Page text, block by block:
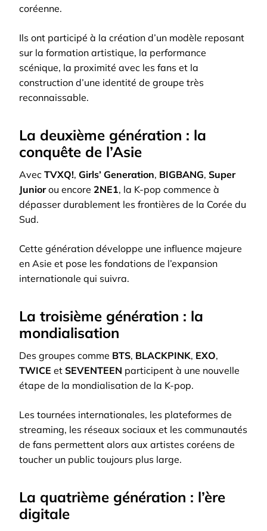
coréenne.
Ils ont participé à la création d’un modèle reposant
sur la formation artistique, la performance
scénique, la proximité avec les fans et la
construction d’une identité de groupe très
reconnaissable.
La deuxième génération : la
conquête de l’Asie
Avec TVXQ!, Girls’ Generation, BIGBANG, Super
Juniorou encore 2NE1, la K-pop commence à
dépasser durablement les frontières de la Corée du
Sud.
Cette génération développe une influence majeure
en Asie et pose les fondations de l’expansion
internationale qui suivra.
La troisième génération : la
mondialisation
Des groupes comme BTS, BLACKPINK, EXO,
TWICE et SEVENTEEN participent à une nouvelle
étape de la mondialisation de la K-pop.
Les tournées internationales, les plateformes de
streaming, les réseaux sociaux et les communautés
de fans permettent alors aux artistes coréens de
toucher un public toujours plus large.
La quatrième génération : l’ère
digitale